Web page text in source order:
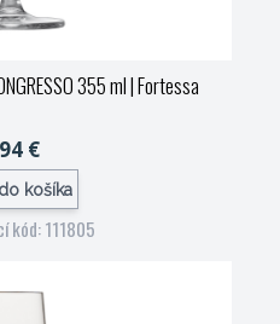
355 ml| Fortessa
€
košíka
kód: 111805